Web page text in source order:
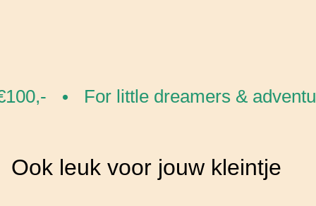
For little dreamers &
Ook leuk voor jouw kleintje